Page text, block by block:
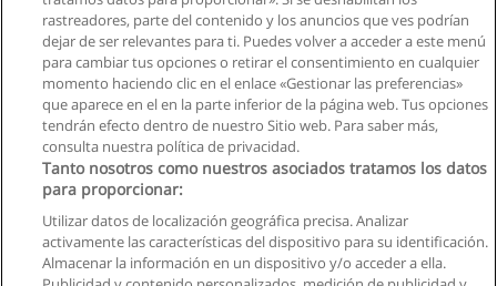
Pontificia Universidad Católica del Ecuador
Solicita información
Privacidad de datos
rastreadores, parte del contenido y los anuncios que ves podrían
dejar de ser relevantes para ti. Puedes volver a acceder a este menú
para cambiar tus opciones o retirar el consentimiento en cualquier
momento haciendo clic en el enlace «Gestionar las preferencias»
que aparece en el en la parte inferior de la página web. Tus opciones
tendrán efecto dentro de nuestro Sitio web. Para saber más,
consulta nuestra política de privacidad.
Tanto nosotros como nuestros asociados tratamos los datos
para proporcionar:
Utilizar datos de localización geográfica precisa. Analizar
activamente las características del dispositivo para su identificación.
Almacenar la información en un dispositivo y/o acceder a ella.